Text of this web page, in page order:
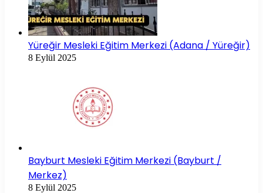
Yüreğir Mesleki Eğitim Merkezi (Adana / Yüreğir)
8 Eylül 2025
Bayburt Mesleki Eğitim Merkezi (Bayburt /
Merkez)
8 Eylül 2025